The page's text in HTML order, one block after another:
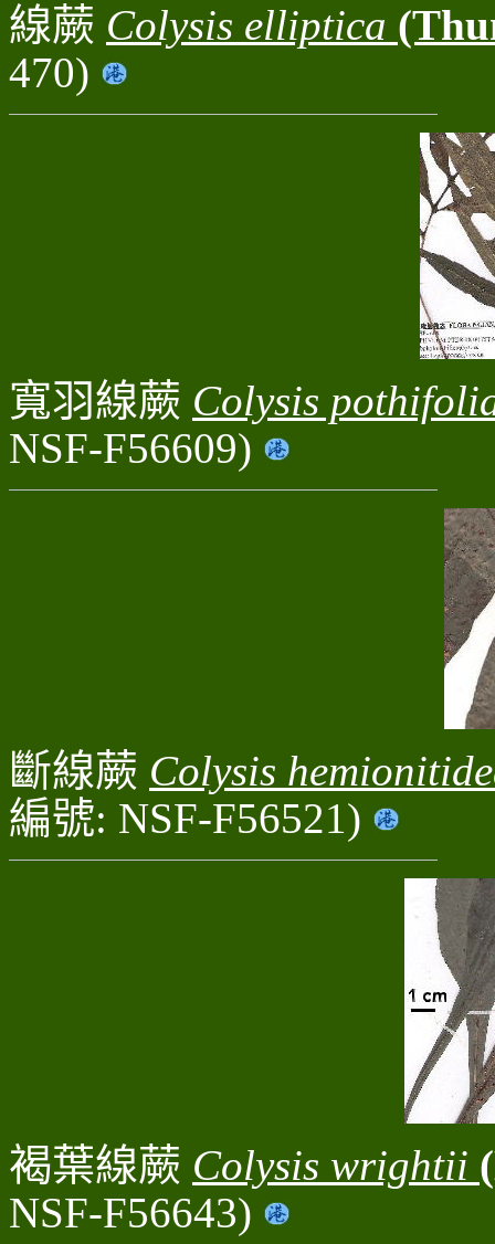
線蕨 Colysis elliptica
470)
寬羽線蕨 Colysis
NSF-F56609)
斷線蕨 Colysis
編號: NSF-F56521)
褐葉線蕨 Colysis wrightii
NSF-F56643)